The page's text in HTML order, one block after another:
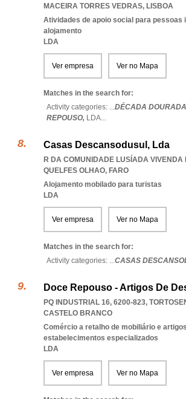
MACEIRA TORRES VEDRAS, LISBOA
Atividades de apoio social para pessoas
alojamento
LDA
Ver empresa Ver no Mapa
Matches in the search for:
Activity categories: ...DÉCADA
REPOUSO, LDA...
Casas Descansodusul, Lda
R DA COMUNIDADE LUSÍADA
QUELFES OLHAO, FARO
Alojamento mobilado para turistas
LDA
Ver empresa Ver no Mapa
Matches in the search for:
Activity categories: ...CASAS
Doce Repouso - Artigos De
PQ INDUSTRIAL 16, 6200-823,
CASTELO BRANCO
Comércio a retalho de mobiliário e
estabelecimentos especializados
LDA
Ver empresa Ver no Mapa